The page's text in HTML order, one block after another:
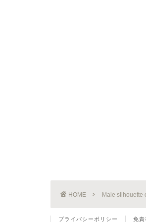
HOME Male silhouette
プライバシーポリシー 免責